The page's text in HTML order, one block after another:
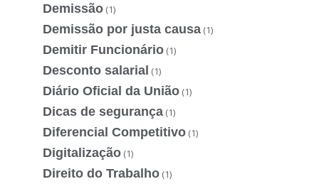
Demissão (1)
Demissão por justa causa (1)
Demitir Funcionário (1)
Desconto salarial (1)
Diário Oficial da União (1)
Dicas de segurança (1)
Diferencial Competitivo (1)
Digitalização (1)
Direito do Trabalho (1)